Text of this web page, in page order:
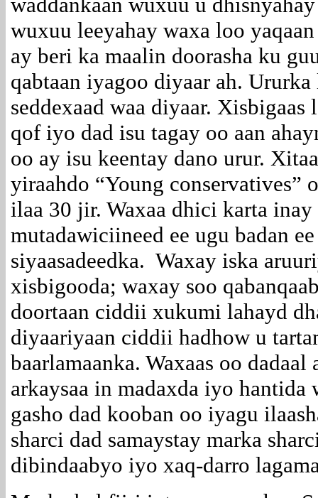
wuxuu leeyahay waxa loo
ay beri ka maalin doorasha ku
qabtaan iyagoo diyaar ah. Ururka
seddexaad waa diyaar.
qof iyo dad isu tagay oo aan
oo ay isu keentay dano urur.
yiraahdo “Young conservatives”
ilaa 30 jir. Waxaa dhici karta
mutadawiciineed ee ugu badan
siyaasadeedka. Waxay iska
xisbigooda; waxay soo
doortaan ciddii xukumi lahayd
diyaariyaan ciddii hadhow u
baarlamaanka. Waxaas oo dadaal
arkaysaa in madaxda iyo hantida
gasho dad kooban oo iyagu
sharci dad samaystay marka
dibindaabyo iyo xaq-darro